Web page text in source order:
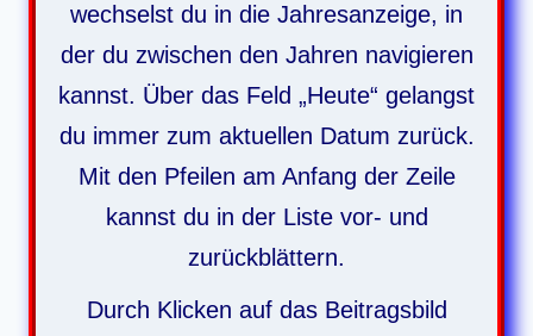
wechselst du in die Jahresanzeige, in
der du zwischen den Jahren navigieren
kannst. Über das Feld „Heute“ gelangst
du immer zum aktuellen Datum zurück.
Mit den Pfeilen am Anfang der Zeile
kannst du in der Liste vor- und
zurückblättern.
Durch Klicken auf das Beitragsbild